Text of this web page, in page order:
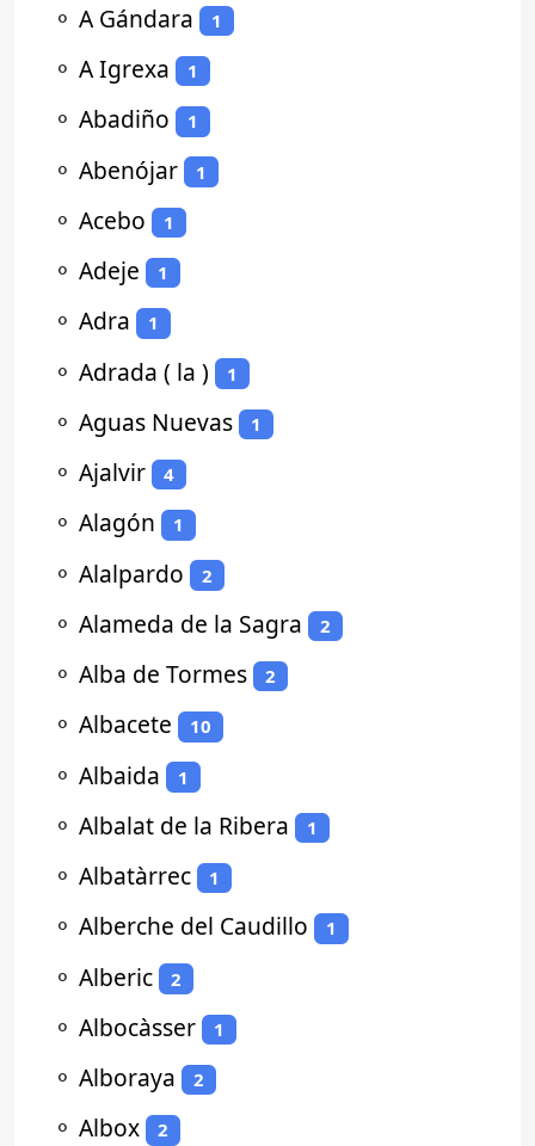
⚬ A Gándara 1
⚬ A Igrexa 1
⚬ Abadiño 1
⚬ Abenójar 1
⚬ Acebo 1
⚬ Adeje 1
⚬ Adra 1
⚬ Adrada ( la ) 1
⚬ Aguas Nuevas 1
⚬ Ajalvir 4
⚬ Alagón 1
⚬ Alalpardo 2
⚬ Alameda de la Sagra 2
⚬ Alba de Tormes 2
⚬ Albacete 10
⚬ Albaida 1
⚬ Albalat de la Ribera 1
⚬ Albatàrrec 1
⚬ Alberche del Caudillo 1
⚬ Alberic 2
⚬ Albocàsser 1
⚬ Alboraya 2
⚬ Albox 2